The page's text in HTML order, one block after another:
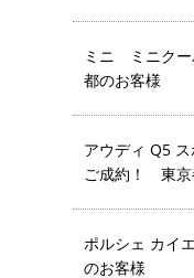
ミニ ミニク
都のお客様
アウディ Q5
ご成約！ 東京
ポルシェ カイ
のお客様